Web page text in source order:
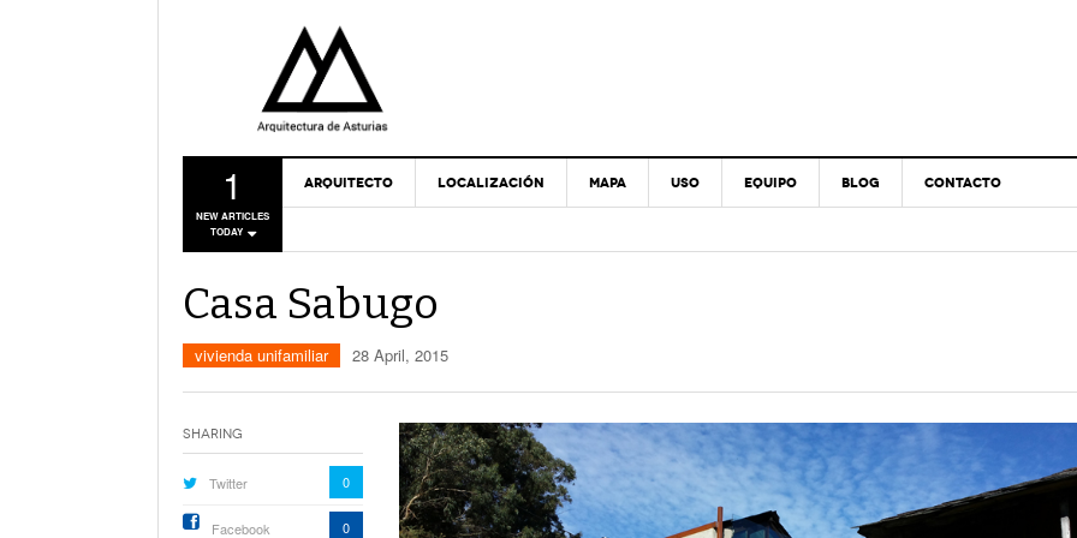
1
NEW ARTICLES
TODAY
ARQUITECTO LOCALIZACIÓN MAPA USO EQUIPO BLOG CONTACTO
Casa Sabugo
vivienda unifamiliar 28 April, 2015
Sharing
Twitter 0
Facebook 0